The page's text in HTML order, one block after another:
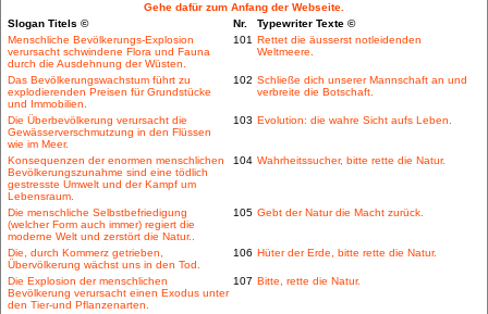
Gehe dafür zum Anfang der Webseite.
Slogan Titels ©
Nr.
Typewriter Texte ©
Menschliche Bevölkerungs-Explosion
verursacht schwindene Flora und Fauna
durch die Ausdehnung der Wüsten.
101 Rettet die äusserst notleidenden
Weltmeere.
Das Bevölkerungswachstum führt zu
explodierenden Preisen für Grundstücke
und Immobilien.
102 Schließe dich unserer Mannschaft an und
verbreite die Botschaft.
Die Überbevölkerung verursacht die
Gewässerverschmutzung in den Flüssen
wie im Meer.
103 Evolution: die wahre Sicht aufs Leben.
Konsequenzen der enormen menschlichen
Bevölkerungszunahme sind eine tödlich
gestresste Umwelt und der Kampf um
Lebensraum.
104 Wahrheitssucher, bitte rette die Natur.
Die menschliche Selbstbefriedigung
(welcher Form auch immer) regiert die
moderne Welt und zerstört die Natur..
105 Gebt der Natur die Macht zurück.
Die, durch Kommerz getrieben,
Übervölkerung wächst uns in den Tod.
106 Hüter der Erde, bitte rette die Natur.
Die Explosion der menschlichen
Bevölkerung verursacht einen Exodus unter
den Tier-und Pflanzenarten.
107 Bitte, rette die Natur.